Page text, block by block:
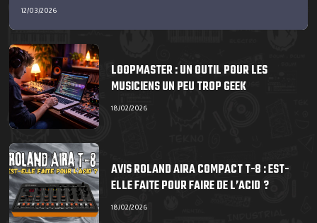
12/03/2026
LOOPMASTER : UN OUTIL POUR LES
MUSICIENS UN PEU TROP GEEK
18/02/2026
AVIS ROLAND AIRA COMPACT T-8 : EST-
ELLE FAITE POUR FAIRE DE L’ACID ?
18/02/2026